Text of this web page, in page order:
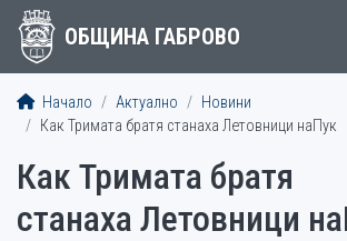
ОБЩИНА ГАБРОВО
Начало Актуално
Новини
Как Тримата братя станаха Летовници наПук
Как Тримата братя
станаха Летовници